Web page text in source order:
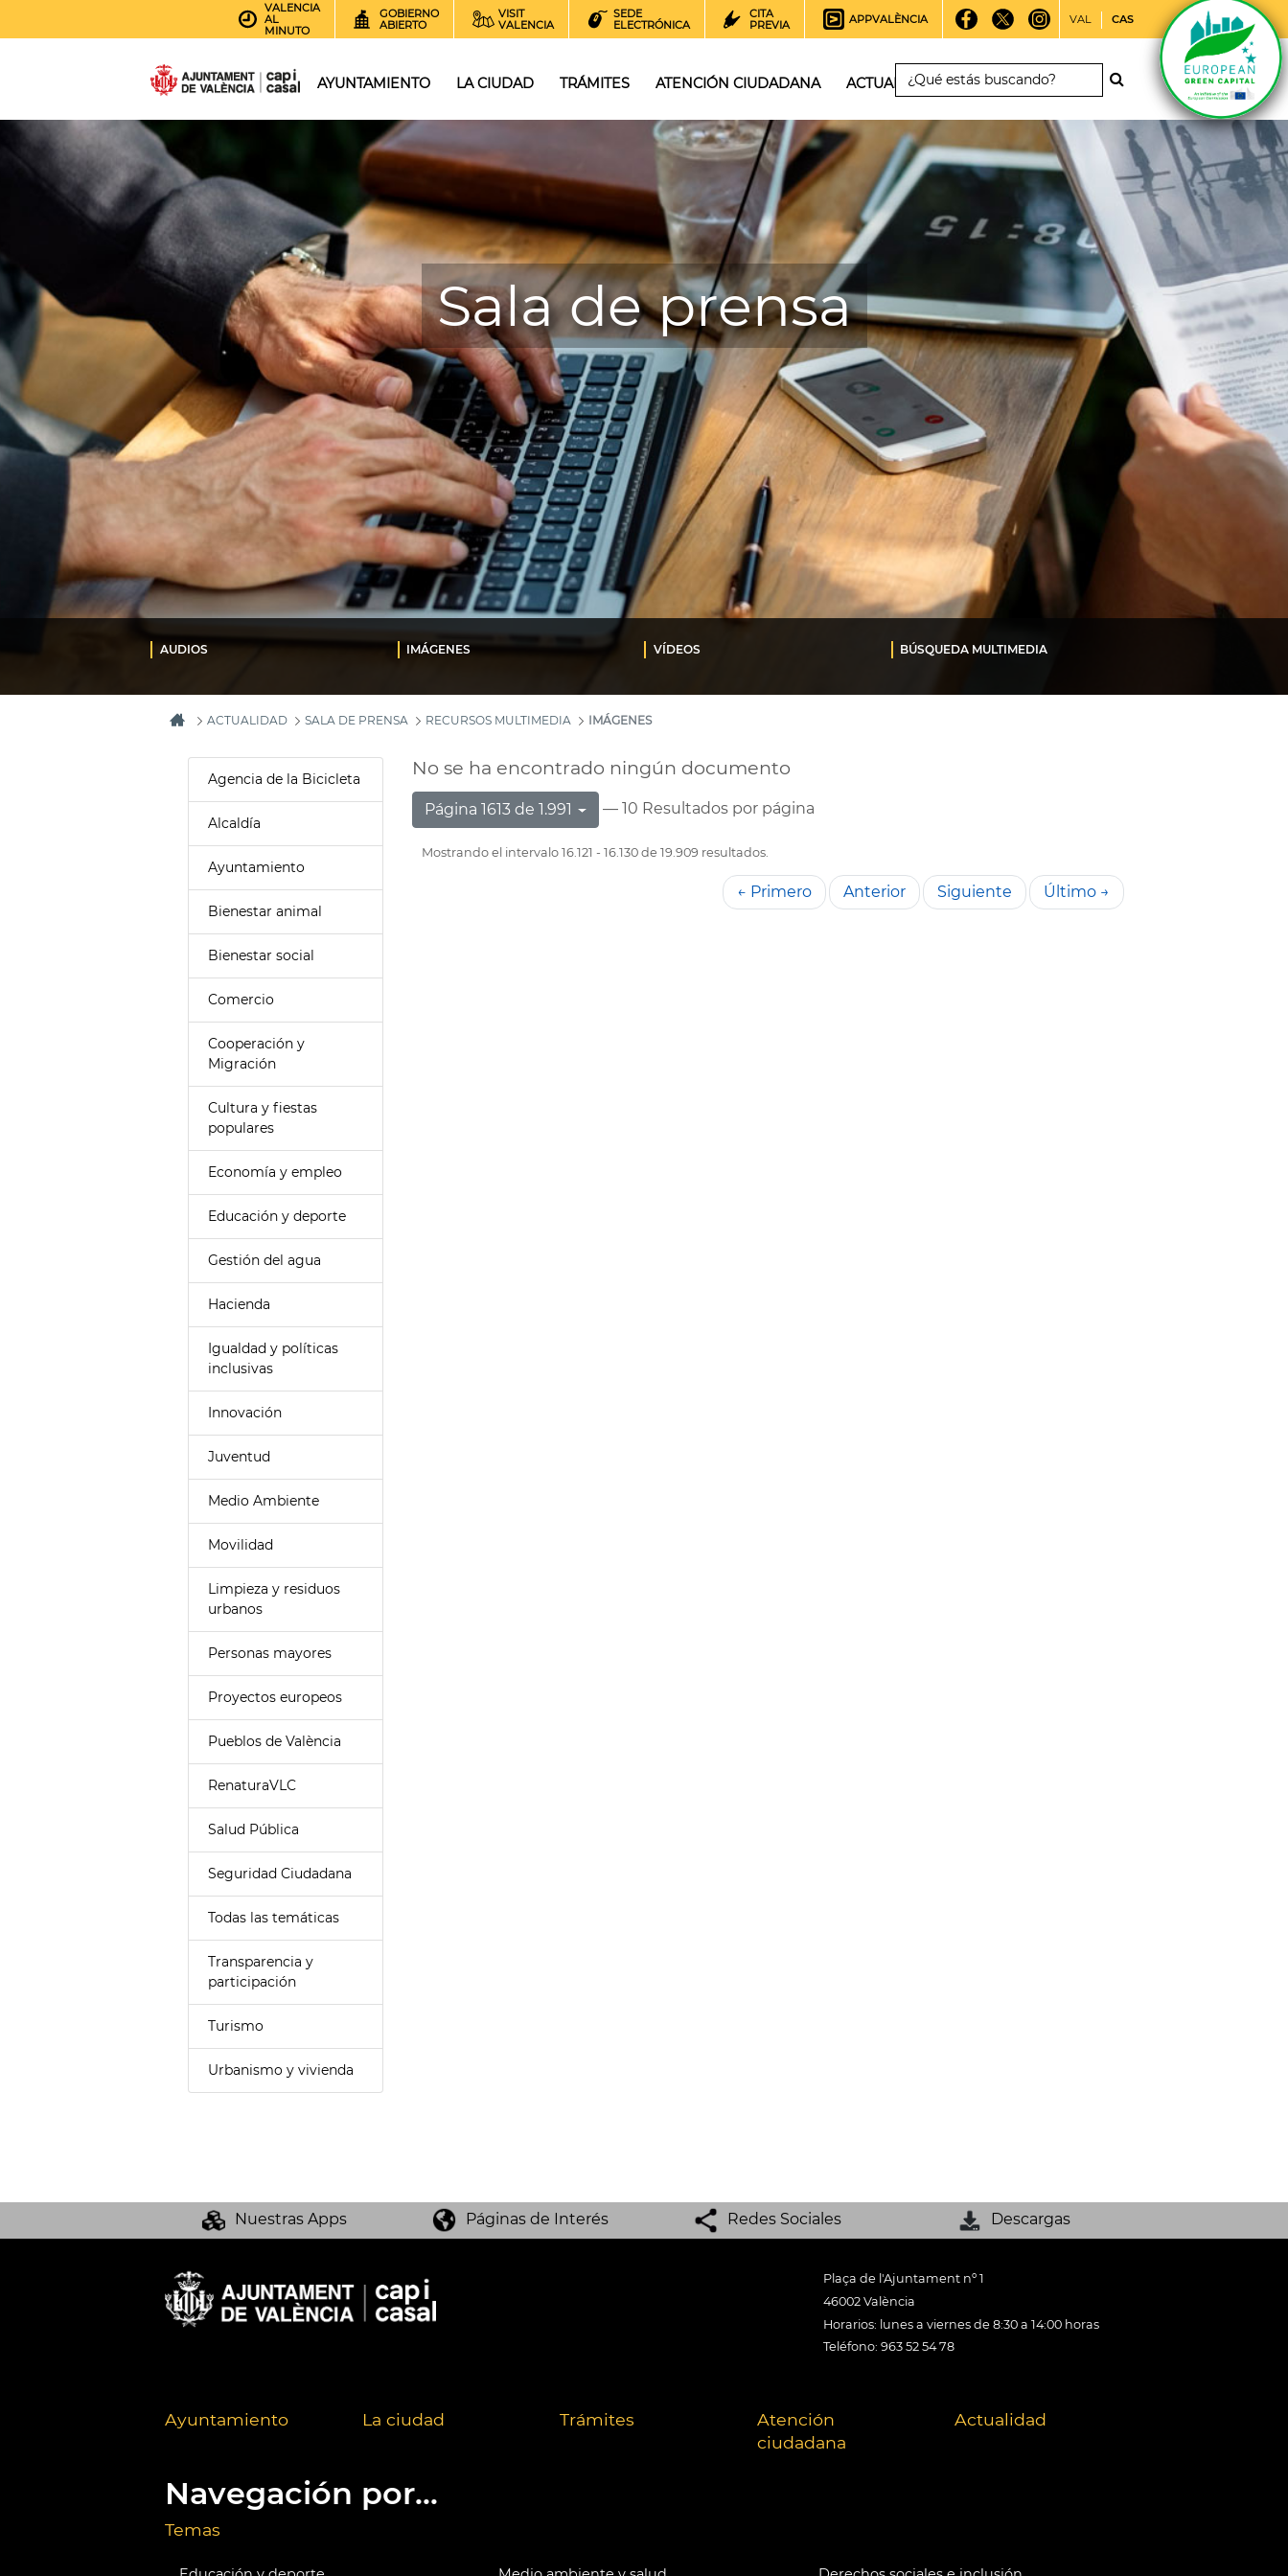
VALENCIA
AL
MINUTO
GOBIERNO
ABIERTO
VISIT
VALENCIA
SEDE
ELECTRÓNICA
CITA
PREVIA
APPVALÈNCIA VAL CAS
AYUNTAMIENTO LA CIUDAD TRÁMITES ATENCIÓN CIUDADANA ACTUALIDAD
Sala de prensa
AUDIOS IMÁGENES VÍDEOS BÚSQUEDA MULTIMEDIA
ACTUALIDAD SALA DE PRENSA RECURSOS MULTIMEDIA IMÁGENES
Agencia de la Bicicleta
Alcaldía
Ayuntamiento
Bienestar animal
Bienestar social
Comercio
Cooperación y
Migración
Cultura y fiestas
populares
Economía y empleo
Educación y deporte
Gestión del agua
Hacienda
Igualdad y políticas
inclusivas
Innovación
Juventud
Medio Ambiente
Movilidad
Limpieza y residuos
urbanos
Personas mayores
Proyectos europeos
Pueblos de València
RenaturaVLC
Salud Pública
Seguridad Ciudadana
Todas las temáticas
Transparencia y
participación
Turismo
Urbanismo y vivienda
No se ha encontrado ningún documento
Página 1613 de 1.991 — 10 Resultados por página
Mostrando el intervalo 16.121 - 16.130 de 19.909 resultados.
← Primero Anterior Siguiente Último →
Nuestras Apps Páginas de Interés Redes Sociales Descargas
Plaça de l'Ajuntament nº 1
46002 València
Horarios: lunes a viernes de 8:30 a 14:00 horas
Teléfono: 963 52 54 78
Ayuntamiento La ciudad Trámites
Atención
ciudadana
Actualidad
Navegación por...
Temas